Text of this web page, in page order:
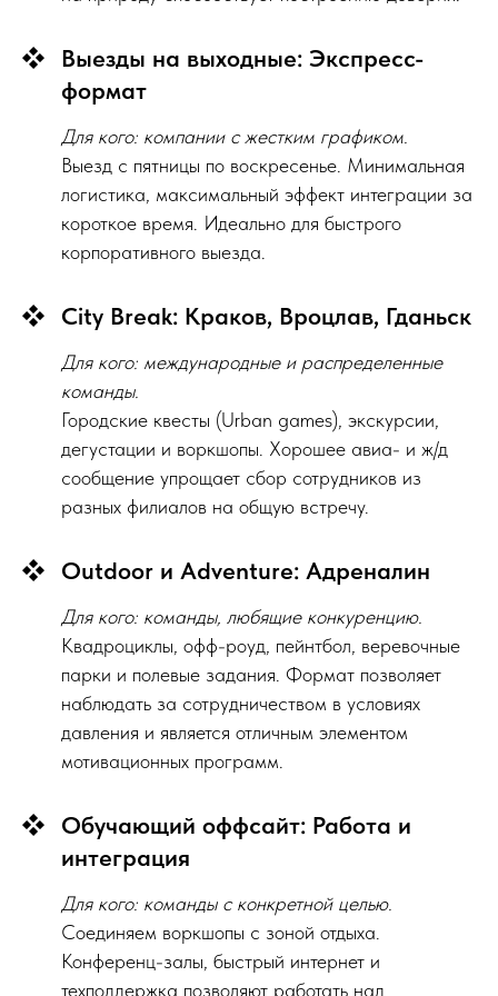
Выезды на выходные: Экспресс-
формат
Для кого: компании с жестким графиком.
Выезд с пятницы по воскресенье. Минимальная
логистика, максимальный эффект интеграции за
короткое время. Идеально для быстрого
корпоративного выезда.
City Break: Краков, Вроцлав, Гданьск
Для кого: международные и распределенные
команды.
Городские квесты (Urban games), экскурсии,
дегустации и воркшопы. Хорошее авиа- и ж/д
сообщение упрощает сбор сотрудников из
разных филиалов на общую встречу.
Outdoor и Adventure: Адреналин
Для кого: команды, любящие конкуренцию.
Квадроциклы, офф-роуд, пейнтбол, веревочные
парки и полевые задания. Формат позволяет
наблюдать за сотрудничеством в условиях
давления и является отличным элементом
мотивационных программ.
Обучающий оффсайт: Работа и
интеграция
Для кого: команды с конкретной целью.
Соединяем воркшопы с зоной отдыха.
Конференц-залы, быстрый интернет и
техподдержка позволяют работать над